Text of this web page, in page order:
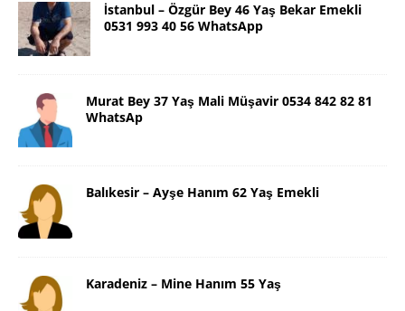
İstanbul – Özgür Bey 46 Yaş Bekar Emekli
0531 993 40 56 WhatsApp
Murat Bey 37 Yaş Mali Müşavir 0534 842 82 81
WhatsAp
Balıkesir – Ayşe Hanım 62 Yaş Emekli
Karadeniz – Mine Hanım 55 Yaş